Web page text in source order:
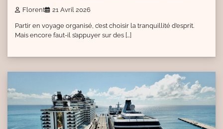
Florent 21 Avril 2026
Partir en voyage organisé, c’est choisir la tranquillité d’esprit.
Mais encore faut-il s’appuyer sur des […]